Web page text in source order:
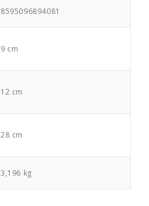
8595096894081
9 cm
12 cm
28 cm
3,196 kg